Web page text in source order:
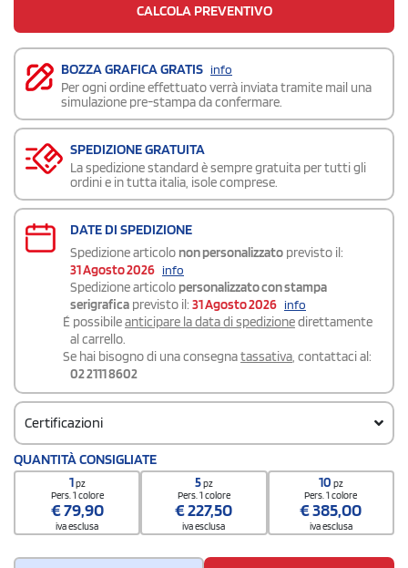
CALCOLA PREVENTIVO
BOZZA GRAFICA GRATIS info
Per ogni ordine effettuato verrà inviata tramite mail una
simulazione pre-stampa da confermare.
SPEDIZIONE GRATUITA
La spedizione standard è sempre gratuita per tutti gli
ordini e in tutta italia, isole comprese.
DATE DI SPEDIZIONE
Spedizione articolo non personalizzato previsto il:
31 Agosto 2026 info
Spedizione articolo personalizzato con stampa
serigrafica previsto il: 31 Agosto 2026 info
É possibileanticipare la data di spedizionedirettamente
al carrello.
Se hai bisogno di una consegnatassativa, contattaci al:
02 2111 8602
Certificazioni
certificazione.pdf >
QUANTITÀ CONSIGLIATE
1pz
Pers. 1 colore
€79,90
iva esclusa
5pz
Pers. 1 colore
€227,50
iva esclusa
10 pz
Pers. 1 colore
€385,00
iva esclusa